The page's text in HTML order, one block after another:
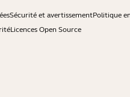
Sécurité et avertissementPolitique
Licences Open Source